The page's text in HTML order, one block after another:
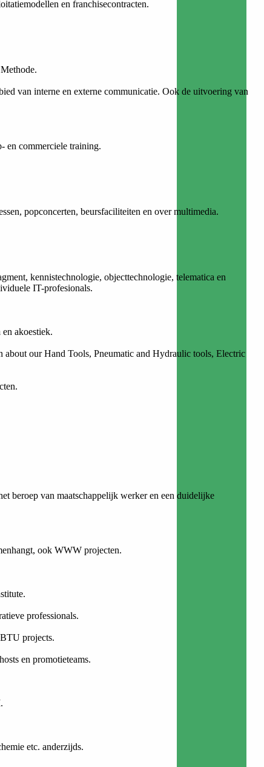
en franchisecontracten.
van interne en externe communicatie. Ook de uitvoering van
en commerciele training.
popconcerten, beursfaciliteiten en over multimedia.
kennistechnologie, objecttechnologie, telematica en
IT-profesionals.
akoestiek.
our Hand Tools, Pneumatic and Hydraulic tools, Electric
beroep van maatschappelijk werker en een duidelijke
ook WWW projecten.
professionals.
projects.
en promotieteams.
etc. anderzijds.